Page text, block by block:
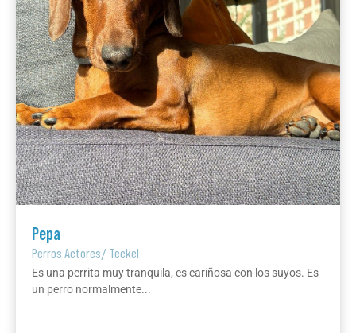
Pepa
Perros Actores/ Teckel
Es una perrita muy tranquila, es cariñosa con los suyos. Es
un perro normalmente...